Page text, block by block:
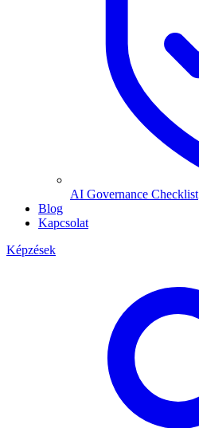
AI Governance Checklist
Blog
Kapcsolat
Képzések